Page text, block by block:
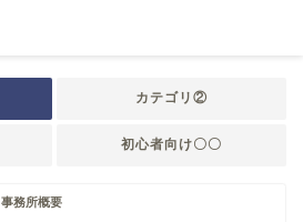
カテゴリ②
初心者向け〇〇
事務所概要